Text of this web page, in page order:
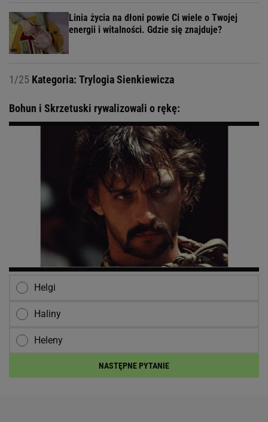
Linia życia na dłoni powie Ci wiele o Twojej
energii i witalności. Gdzie się znajduje?
1/25 Kategoria: Trylogia Sienkiewicza
Bohun i Skrzetuski rywalizowali o rękę:
Helgi
Haliny
Heleny
NASTĘPNE PYTANIE